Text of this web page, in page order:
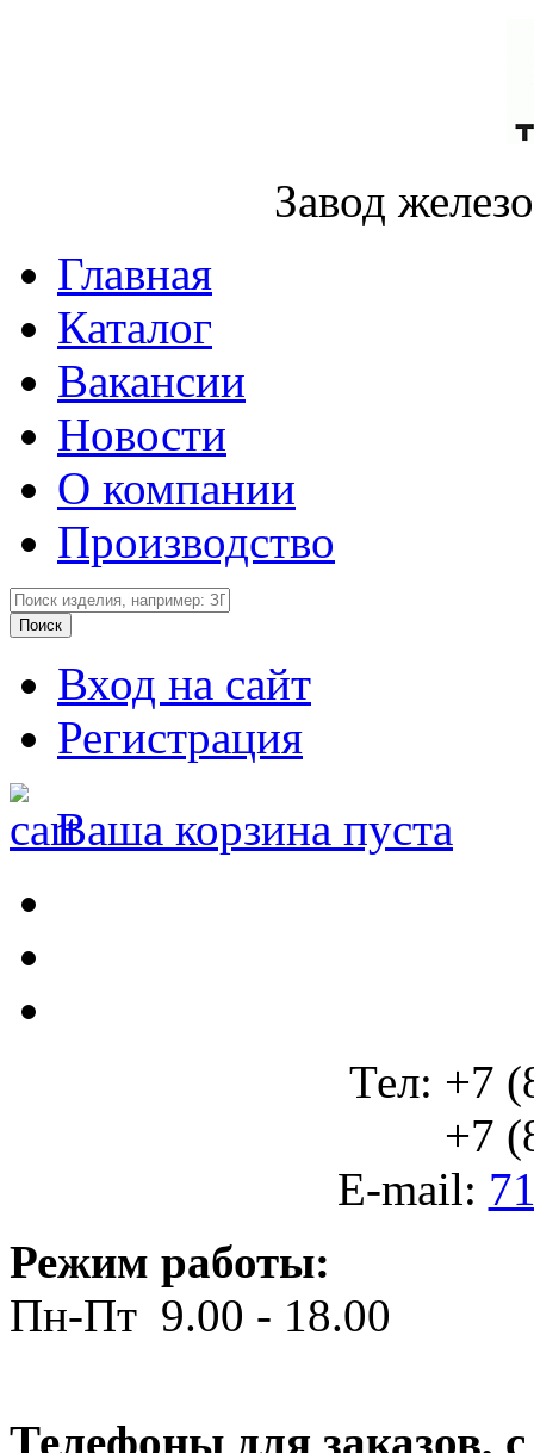
Завод
Главная
Каталог
Вакансии
Новости
О компании
Производство
Вход на сайт
Регистрация
Ваша корзина пуста
Тел: +7
+7
E-mail:
Режим работы:
Пн-Пт 9.00 - 18.00
Телефоны для заказов,